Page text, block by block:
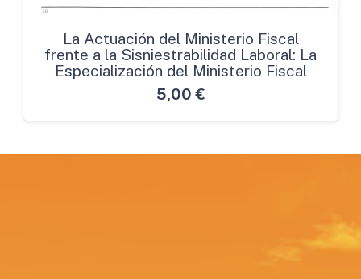
La Actuación del Ministerio Fiscal
frente a la Sisniestrabilidad Laboral: La
Especialización del Ministerio Fiscal
5,00 €